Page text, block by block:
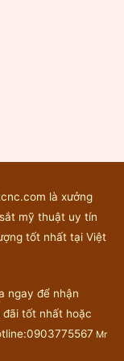
là xưởng
mỹ thuật uy tín
tốt nhất tại Việt
ngay để nhận
đãi tốt nhất hoặc
Mr